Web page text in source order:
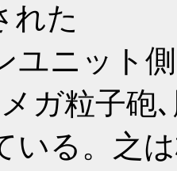
れた
ユニット
ガ粒子砲
いる。之